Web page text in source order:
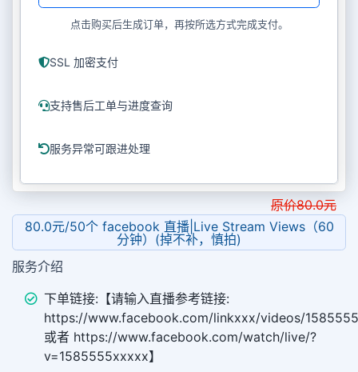
点击购买后生成订单，再按所选方式完成支付。
SSL 加密支付
支持售后工单与进度查询
服务异常可跟进处理
原价80.0元
80.0元/50个 facebook 直播|Live Stream Views（60
分钟）(掉不补，慎拍)
服务介绍
下单链接:【请输入直播参考链接:
https://www.facebook.com/linkxxx/videos/
或者 https://www.facebook.com/watch/live/?
v=1585555xxxxx】